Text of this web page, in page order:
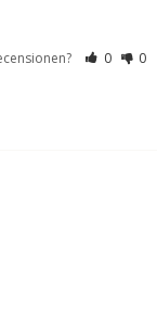
0 0